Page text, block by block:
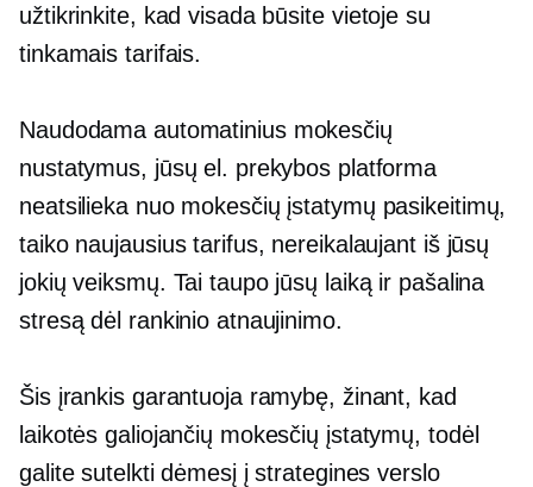
užtikrinkite, kad visada būsite vietoje su
tinkamais tarifais.
Naudodama automatinius mokesčių
nustatymus, jūsų el. prekybos platforma
neatsilieka nuo mokesčių įstatymų pasikeitimų,
taiko naujausius tarifus, nereikalaujant iš jūsų
jokių veiksmų. Tai taupo jūsų laiką ir pašalina
stresą dėl rankinio atnaujinimo.
Šis įrankis garantuoja ramybę, žinant, kad
laikotės galiojančių mokesčių įstatymų, todėl
galite sutelkti dėmesį į strategines verslo